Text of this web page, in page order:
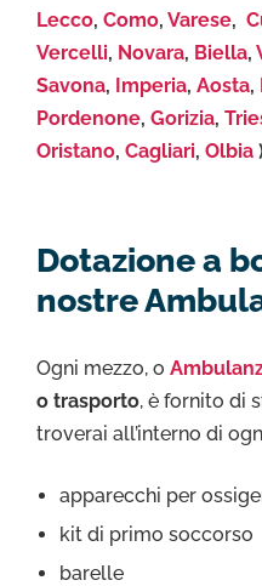
Lecco, Como, Varese,
Vercelli, Novara, Biella,
Savona, Imperia, Aosta,
Pordenone, Gorizia,
Oristano, Cagliari, Olbia
Dotazione a
nostre
Ogni mezzo, o
o trasporto, è fornito di
troverai all’interno di
apparecchi per
kit di primo soccorso
barelle